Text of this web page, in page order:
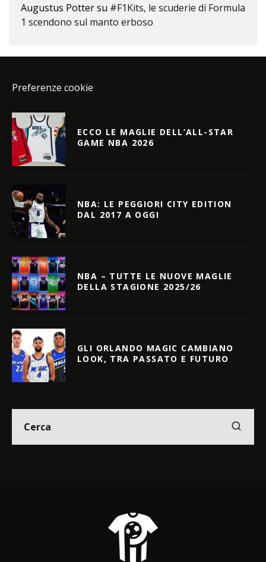
Augustus Pottersu #F1Kits, le scuderie di Formula
1 scendono sul manto erboso
Preferenze cookie
ECCO LE MAGLIE DELL’ALL-STAR
GAME NBA 2026
NBA: LE PEGGIORI CITY EDITION
DAL 2017 A OGGI
NBA – TUTTE LE NUOVE MAGLIE
DELLA STAGIONE 2025/26
GLI ORLANDO MAGIC CAMBIANO
LOOK, TRA PASSATO E FUTURO